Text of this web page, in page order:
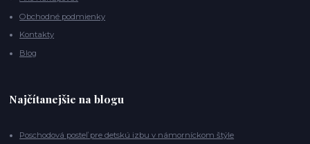
Obchodné podmienky
Kontakty
Blog
Najčítanejšie na blogu
Poschodová posteľ pre detskú izbu v námorníckom štýle